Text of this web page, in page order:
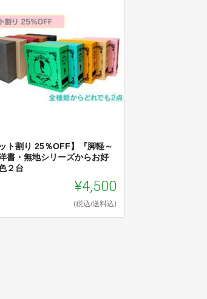
ット割り 25％OFF】『脚軽～
書・無地シリーズからお好
２台
¥4,500
(税込/送料込)